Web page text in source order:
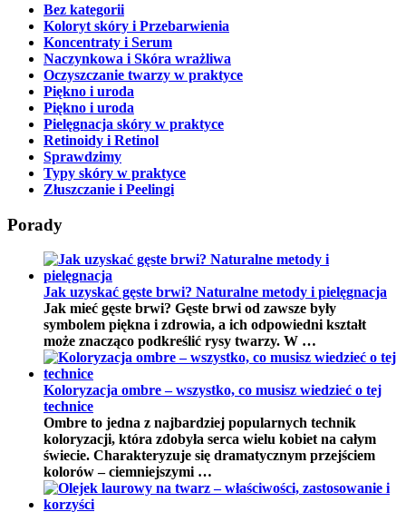
Bez kategorii
Koloryt skóry i Przebarwienia
Koncentraty i Serum
Naczynkowa i Skóra wrażliwa
Oczyszczanie twarzy w praktyce
Piękno i uroda
Piękno i uroda
Pielęgnacja skóry w praktyce
Retinoidy i Retinol
Sprawdzimy
Typy skóry w praktyce
Złuszczanie i Peelingi
Porady
Jak uzyskać gęste brwi? Naturalne metody i pielęgnacja
Jak mieć gęste brwi? Gęste brwi od zawsze były
symbolem piękna i zdrowia, a ich odpowiedni kształt
może znacząco podkreślić rysy twarzy. W …
Koloryzacja ombre – wszystko, co musisz wiedzieć o tej
technice
Ombre to jedna z najbardziej popularnych technik
koloryzacji, która zdobyła serca wielu kobiet na całym
świecie. Charakteryzuje się dramatycznym przejściem
kolorów – ciemniejszymi …